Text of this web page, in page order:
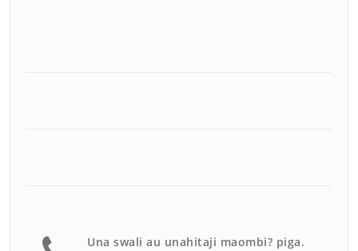
Una swali au unahitaji maombi? piga.